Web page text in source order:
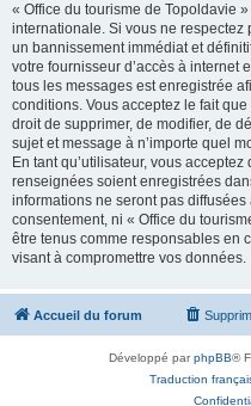
« Office du tourisme de Topoldavie
internationale. Si vous ne
un bannissement immédiat et
votre fournisseur d’accès à internet
tous les messages est enregistrée
conditions. Vous acceptez le fait
droit de supprimer, de modifier, de
sujet et message à n’importe quel
En tant qu’utilisateur, vous
renseignées soient enregistrées
informations ne seront pas
consentement, ni « Office du
être tenus comme responsables en
visant à compromettre vos données.
Accueil du forum
Développé parphpBB®
Traduction